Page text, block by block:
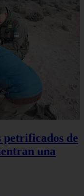
petrificados de
una